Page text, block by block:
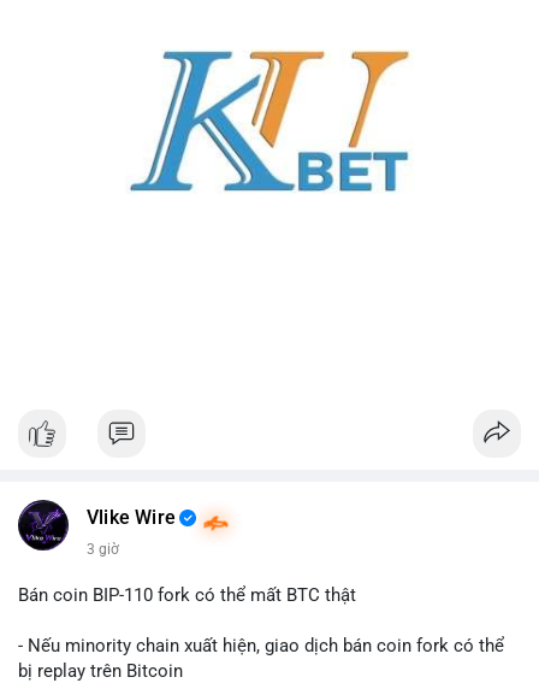
Vlike Wire
3 giờ
Bán coin BIP-110 fork có thể mất BTC thật
- Nếu minority chain xuất hiện, giao dịch bán coin fork có thể
bị replay trên Bitcoin